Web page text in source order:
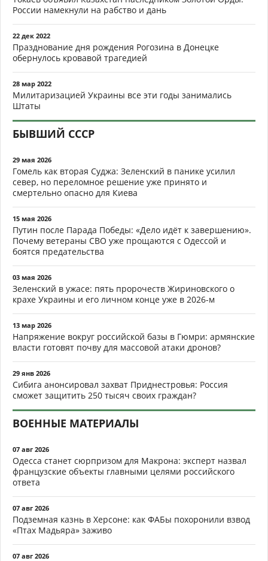
России намекнули на рабство и дань
22 дек 2022
Празднование дня рождения Рогозина в Донецке
обернулось кровавой трагедией
28 мар 2022
Милитаризацией Украины все эти годы занимались
Штаты
БЫВШИЙ СССР
29 мая 2026
Гомель как вторая Суджа: Зеленский в панике усилил
север, но переломное решение уже принято и
смертельно опасно для Киева
15 мая 2026
Путин после Парада Победы: «Дело идёт к завершению».
Почему ветераны СВО уже прощаются с Одессой и
боятся предательства
03 мая 2026
Зеленский в ужасе: пять пророчеств Жириновского о
крахе Украины и его личном конце уже в 2026-м
13 мар 2026
Напряжение вокруг российской базы в Гюмри: армянские
власти готовят почву для массовой атаки дронов?
29 янв 2026
Сибига анонсировал захват Приднестровья: Россия
сможет защитить 250 тысяч своих граждан?
ВОЕННЫЕ МАТЕРИАЛЫ
07 авг 2026
Одесса станет сюрпризом для Макрона: эксперт назвал
французские объекты главными целями российского
ответа
07 авг 2026
Подземная казнь в Херсоне: как ФАБы похоронили взвод
«Птах Мадьяра» заживо
07 авг 2026